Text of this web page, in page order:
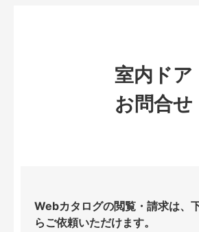
室内ドア
お問合せ
Webカタログの閲覧・請求は、
らご依頼いただけます。